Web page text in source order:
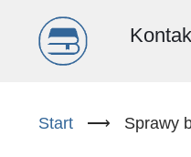
Menu
(PL)
Start ⟶ Sprawy